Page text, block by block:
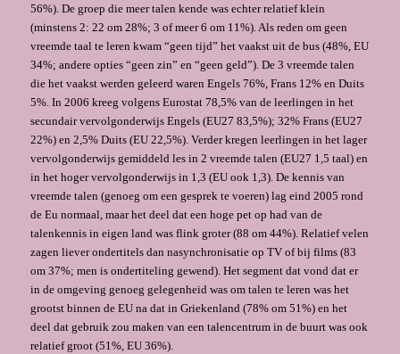
56%). De groep die meer talen kende was echter relatief klein
(minstens 2: 22 om 28%; 3 of meer 6 om 11%). Als reden om geen
vreemde taal te leren kwam “geen tijd” het vaakst uit de bus (48%, EU
34%; andere opties “geen zin” en “geen geld”). De 3 vreemde talen
die het vaakst werden geleerd waren Engels 76%, Frans 12% en Duits
5%. In 2006 kreeg volgens Eurostat 78,5% van de leerlingen in het
secundair vervolgonderwijs Engels (EU27 83,5%); 32% Frans (EU27
22%) en 2,5% Duits (EU 22,5%). Verder kregen leerlingen in het lager
vervolgonderwijs gemiddeld les in 2 vreemde talen (EU27 1,5 taal) en
in het hoger vervolgonderwijs in 1,3 (EU ook 1,3). De kennis van
vreemde talen (genoeg om een gesprek te voeren) lag eind 2005 rond
de Eu normaal, maar het deel dat een hoge pet op had van de
talenkennis in eigen land was flink groter (88 om 44%). Relatief velen
zagen liever ondertitels dan nasynchronisatie op TV of bij films (83
om 37%; men is ondertiteling gewend). Het segment dat vond dat er
in de omgeving genoeg gelegenheid was om talen te leren was het
grootst binnen de EU na dat in Griekenland (78% om 51%) en het
deel dat gebruik zou maken van een talencentrum in de buurt was ook
relatief groot (51%, EU 36%).